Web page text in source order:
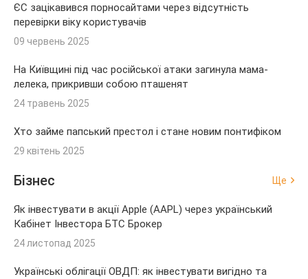
ЄС зацікавився порносайтами через відсутність
перевірки віку користувачів
09 червень 2025
На Київщині під час російської атаки загинула мама-
лелека, прикривши собою пташенят
24 травень 2025
Хто займе папський престол і стане новим понтифіком
29 квітень 2025
Бізнес Ще
Як інвестувати в акції Apple (AAPL) через український
Кабінет Інвестора БТС Брокер
24 листопад 2025
Українські облігації ОВДП: як інвестувати вигідно та